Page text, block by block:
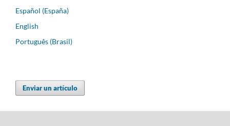
Español (España)
English
Português (Brasil)
Enviar un artículo